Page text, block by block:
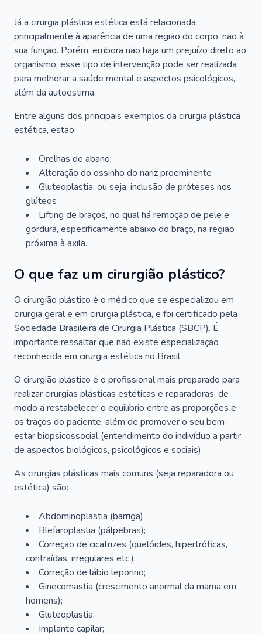
Já a cirurgia plástica estética está relacionada
principalmente à aparência de uma região do corpo, não à
sua função. Porém, embora não haja um prejuízo direto ao
organismo, esse tipo de intervenção pode ser realizada
para melhorar a saúde mental e aspectos psicológicos,
além da autoestima.
Entre alguns dos principais exemplos da cirurgia plástica
estética, estão:
Orelhas de abano;
Alteração do ossinho do nariz proeminente
Gluteoplastia, ou seja, inclusão de próteses nos
glúteos
Lifting de braços, no qual há remoção de pele e
gordura, especificamente abaixo do braço, na região
próxima à axila.
O que faz um cirurgião plástico?
O cirurgião plástico é o médico que se especializou em
cirurgia geral e em cirurgia plástica, e foi certificado pela
Sociedade Brasileira de Cirurgia Plástica (SBCP). É
importante ressaltar que não existe especialização
reconhecida em cirurgia estética no Brasil.
O cirurgião plástico é o profissional mais preparado para
realizar cirurgias plásticas estéticas e reparadoras, de
modo a restabelecer o equilíbrio entre as proporções e
os traços do paciente, além de promover o seu bem-
estar biopsicossocial (entendimento do indivíduo a partir
de aspectos biológicos, psicológicos e sociais).
As cirurgias plásticas mais comuns (seja reparadora ou
estética) são:
Abdominoplastia (barriga)
Blefaroplastia (pálpebras);
Correção de cicatrizes (quelóides, hipertróficas,
contraídas, irregulares etc.);
Correção de lábio leporino;
Ginecomastia (crescimento anormal da mama em
homens);
Gluteoplastia;
Implante capilar;